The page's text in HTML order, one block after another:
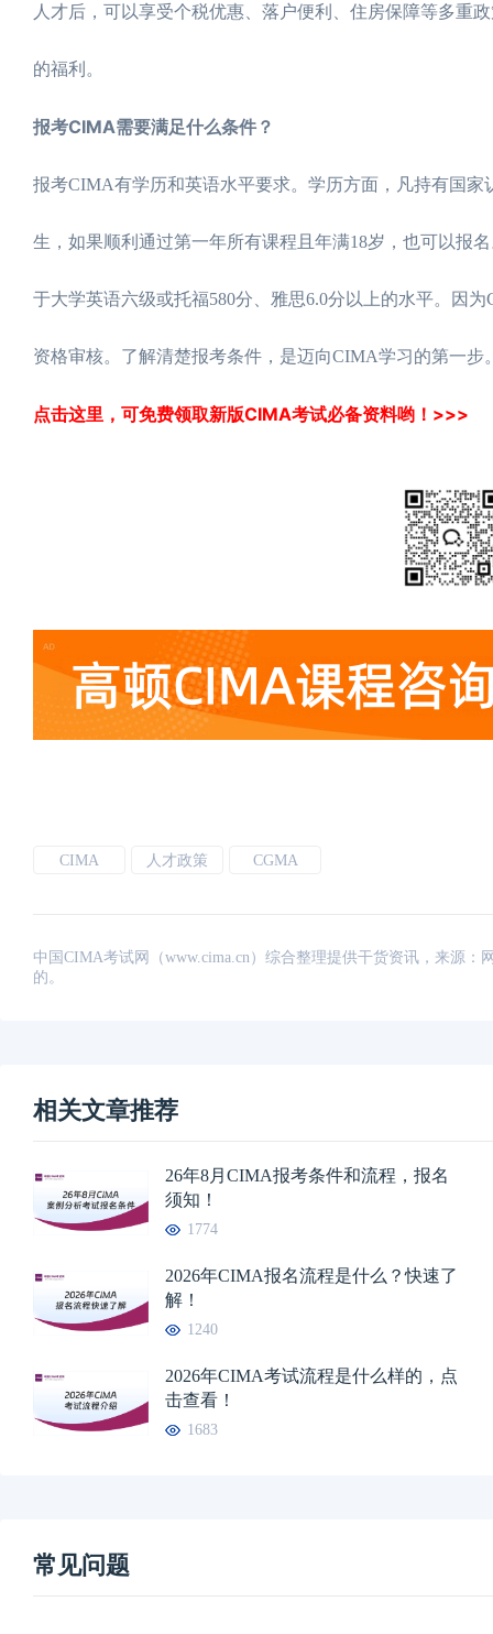
人才后，可以享受个税优惠、落户便利、住房保障等多重
的福利。
报考CIMA需要满足什么条件？
报考CIMA有学历和英语水平要求。学历方面，凡持有国
生，如果顺利通过第一年所有课程且年满18岁，也可以报
于大学英语六级或托福580分、雅思6.0分以上的水平。因
资格审核。了解清楚报考条件，是迈向CIMA学习的第一步
点击这里，可免费领取新版CIMA考试必备资料哟！>>>
CIMA 人才政策 CGMA
中国CIMA考试网（www.cima.cn）综合整理提供干货资讯，来源
的。
相关文章推荐
26年8月CIMA报考条件和流程，报名
须知！
1774
2026年CIMA报名流程是什么？快速了
解！
1240
2026年CIMA考试流程是什么样的，点
击查看！
1683
常见问题